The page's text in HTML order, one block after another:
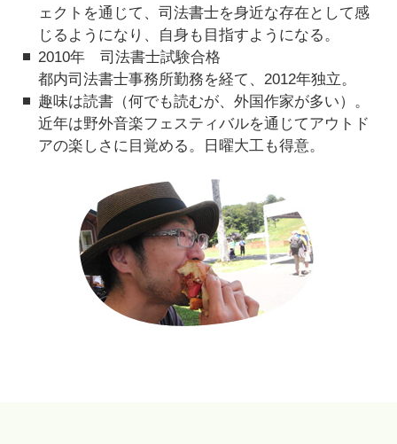
ェクトを通じて、司法書士を身近な存在として感
じるようになり、自身も目指すようになる。
2010年 司法書士試験合格
都内司法書士事務所勤務を経て、2012年独立。
趣味は読書（何でも読むが、外国作家が多い）。
近年は野外音楽フェスティバルを通じてアウトド
アの楽しさに目覚める。日曜大工も得意。